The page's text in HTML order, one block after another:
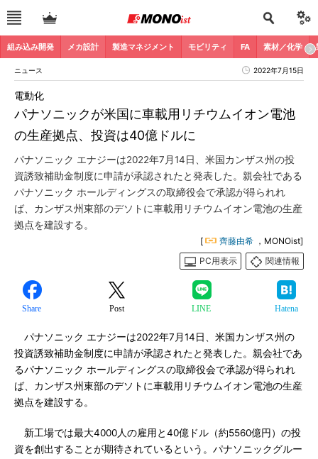
組み込み開発 メカ設計 製造マネジメント モビリティ FA 素材／化学
ニュース 2022年7月15日
パナソニックが米国に車載用リチウムイオン電池
の生産拠点、投資は40億ドルに
電動化
パナソニック エナジーは2022年7月14日、米国カンザス州の投
資誘致補助金制度に申請が承認されたと発表した。親会社である
パナソニック ホールディングスの取締役会で承認が得られれ
ば、カンザス州東部のデソトに車載用リチウムイオン電池の生産
拠点を建設する。
[ 齊藤由希 ，MONOist]
PC用表示
関連情報
Share Post LINE Hatena
パナソニック エナジーは2022年7月14日、米国カンザス州の
投資誘致補助金制度に申請が承認されたと発表した。親会社であ
るパナソニック ホールディングスの取締役会で承認が得られれ
ば、カンザス州東部のデソトに車載用リチウムイオン電池の生産
拠点を建設する。
新工場では最大4000人の雇用と40億ドル（約5560億円）の投
資を創出することが期待されているという。パナソニックグルー